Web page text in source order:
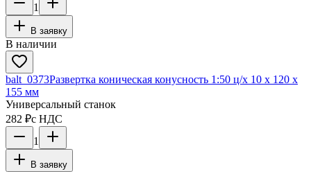
1
В заявку
В наличии
balt_0373Развертка коническая конусность 1:50 ц/х 10 х 120 х
155 мм
Универсальный станок
282 ₽с НДС
1
В заявку